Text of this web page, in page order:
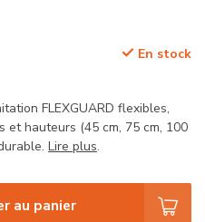
En stock
FLEXGUARD flexibles,
et hauteurs (45 cm, 75 cm, 100
Lire plus.
au panier